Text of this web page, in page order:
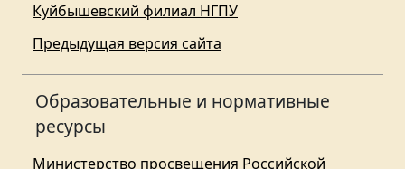
Куйбышевский филиал НГПУ
Предыдущая версия сайта
Образовательные и нормативные
ресурсы
Министерство просвещения Российской